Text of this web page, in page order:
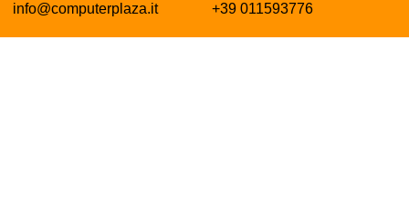
info@computerplaza.it +39 011593776